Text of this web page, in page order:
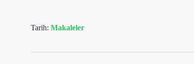
Tarih: Makaleler